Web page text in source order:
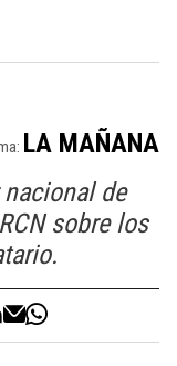
LA MAÑANA
de
sobre los